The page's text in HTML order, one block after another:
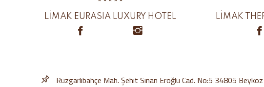
LİMAK EURASIA LUXURY HOTEL LİMAK
Rüzgarlıbahçe Mah. Şehit Sinan Eroğlu Cad. No:5 34805